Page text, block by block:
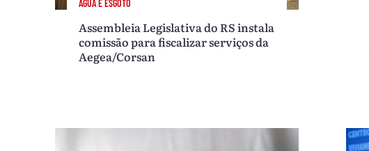
ÁGUA E ESGOTO
Assembleia Legislativa do RS instala
comissão para fiscalizar serviços da
Aegea/Corsan